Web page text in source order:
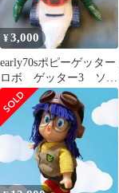
¥3,000
early70sポピーゲッター
ロボ ゲッター3 ソフ
ビ 8cm 昭和レトロ
当時物